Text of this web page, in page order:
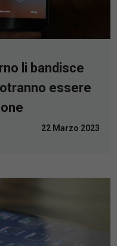
li bandisce
essere
22 Marzo 2023